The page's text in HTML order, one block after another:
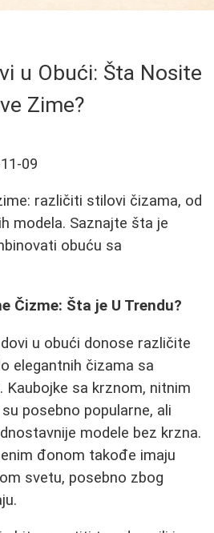
u Obući: Šta Nosite
Zime?
09
različiti stilovi čizama, od
modela. Saznajte šta je
obuću sa
Čizme: Šta je U Trendu?
u obući donose različite
elegantnih čizama sa
sa krznom, nitnim
posebno popularne, ali
modele bez krzna.
đonom takođe imaju
svetu, posebno zbog